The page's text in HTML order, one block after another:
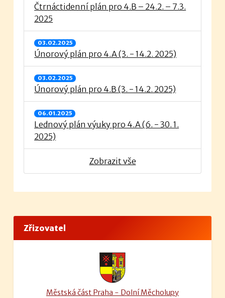
Čtrnáctidenní plán pro 4.B – 24.2. – 7.3.
2025
03.02.2025
Únorový plán pro 4.A (3. - 14.2. 2025)
03.02.2025
Únorový plán pro 4.B (3. - 14.2. 2025)
06.01.2025
Lednový plán výuky pro 4.A (6. - 30. 1.
2025)
Zobrazit vše
Zřizovatel
Městská část Praha - Dolní Měcholupy